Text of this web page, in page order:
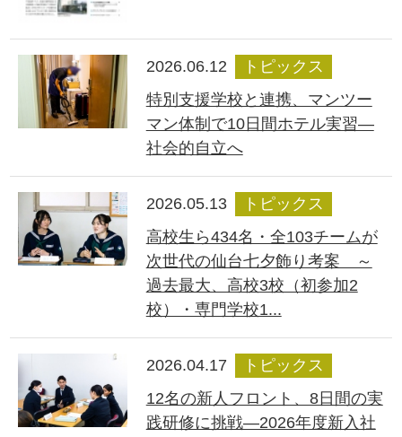
2026.06.12
トピックス
特別支援学校と連携、マンツー
マン体制で10日間ホテル実習―
社会的自立へ
2026.05.13
トピックス
高校生ら434名・全103チームが
次世代の仙台七夕飾り考案 ～
過去最大、高校3校（初参加2
校）・専門学校1...
2026.04.17
トピックス
12名の新人フロント、8日間の実
践研修に挑戦―2026年度新入社